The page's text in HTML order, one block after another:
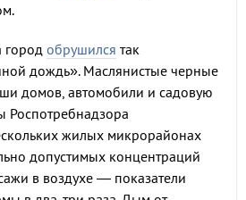
город обрушился так
дождь». Маслянистые черные
домов, автомобили и садовую
Роспотребнадзора
жилых микрорайонах
допустимых концентраций
в воздухе — показатели